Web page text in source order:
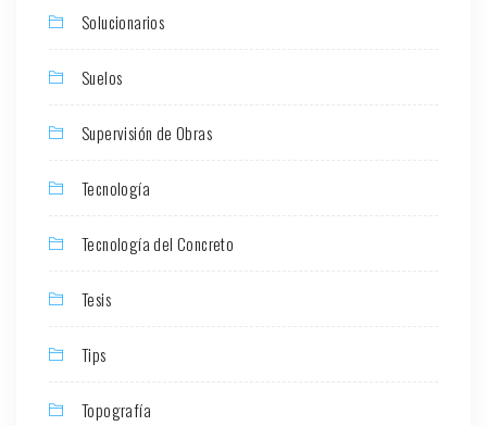
Solucionarios
Suelos
Supervisión de Obras
Tecnología
Tecnología del Concreto
Tesis
Tips
Topografía